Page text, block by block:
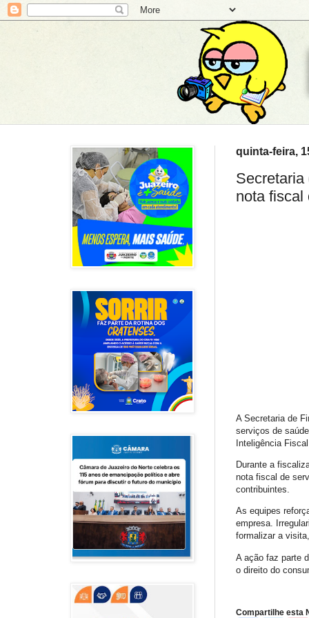
quinta-feira,
nota fiscal
A Secretaria de
serviços de
Inteligência
Durante a
nota fiscal de
contribuintes.
As equipes
empresa.
formalizar a
A ação faz parte
o direito do
Compartilhe esta